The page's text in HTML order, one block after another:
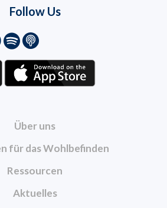
Über uns
für das Wohlbefinden
Ressourcen
Aktuelles
Follow Us